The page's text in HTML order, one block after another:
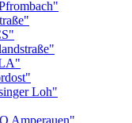
Loh"
Amperauen"